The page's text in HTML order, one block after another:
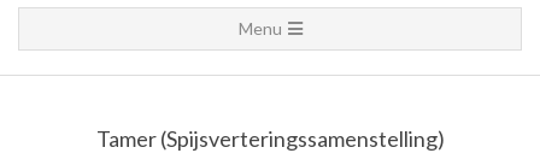
Navigation
Menu
Menu
Tamer (Spijsverteringssamenstelling)